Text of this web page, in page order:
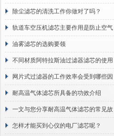
正常工作
除尘滤芯的清洗工作你做对了吗？
轨道车空压机滤芯主要作用是防止空气
中的杂质和油脂浓度升高
油雾滤芯的选购要领
不同材质阿特拉斯油过滤器滤芯的使用
周期区别介绍
网片式过滤器的工作效率会受到哪些因
素的影响？
耐高温气体滤芯所具备的功效介绍
一文与您分享耐高温气体滤芯的常见故
障相应解决方法
怎样才能买到心仪的电厂滤芯呢？